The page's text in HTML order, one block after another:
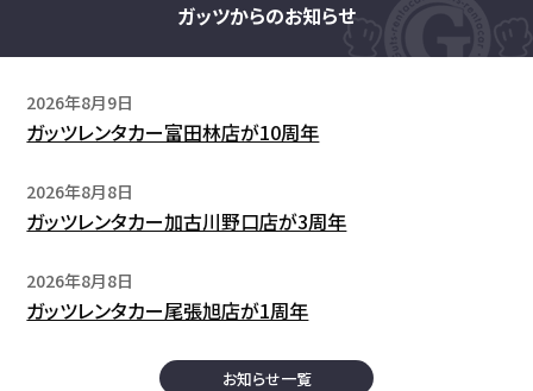
ガッツからのお知らせ
2026年8月9日
ガッツレンタカー富田林店が10周年
2026年8月8日
ガッツレンタカー加古川野口店が3周年
2026年8月8日
ガッツレンタカー尾張旭店が1周年
お知らせ一覧